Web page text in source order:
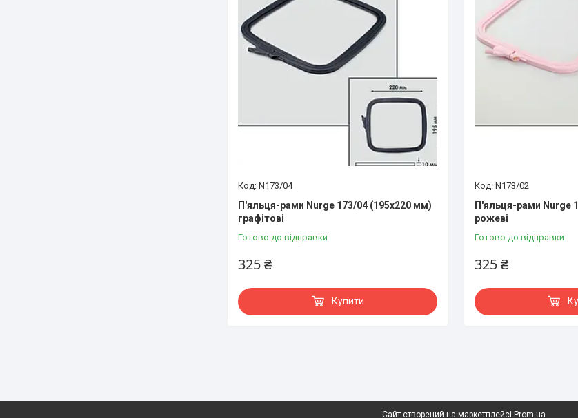
N173/04
П'яльця-рами Nurge 173/04 (195х220 мм)
графітові
Готово до відправки
325 ₴
Купити
N173/02
П'яльця-рами Nurge
рожеві
Готово до відправки
325 ₴
Сайт створений на маркетплейсі Prom.ua